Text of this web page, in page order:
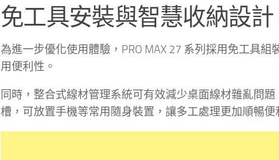
免工具安裝與智慧收納設
為進一步優化使用體驗，PRO MAX 27 系列採用免工具
用便利性。
同時，整合式線材管理系統可有效減少桌面線材雜亂問
槽，可放置手機等常用隨身裝置，讓多工處理更加順暢便